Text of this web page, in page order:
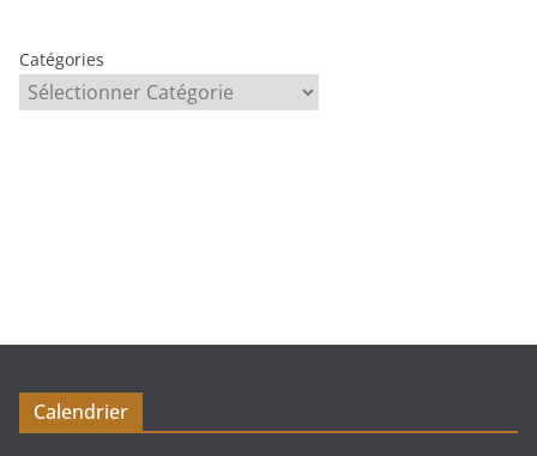
Catégories
Calendrier